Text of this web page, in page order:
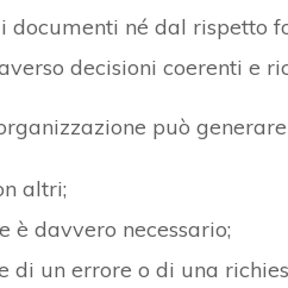
documenti né dal rispetto
decisioni coerenti e
può
altri;
è davvero necessario;
un errore o di una